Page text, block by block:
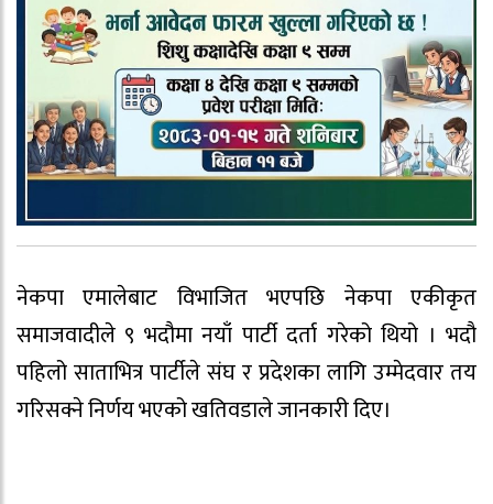
नेकपा एमालेबाट विभाजित भएपछि नेकपा एकीकृत
समाजवादीले ९ भदौमा नयाँ पार्टी दर्ता गरेको थियो । भदौ
पहिलो साताभित्र पार्टीले संघ र प्रदेशका लागि उम्मेदवार तय
गरिसक्ने निर्णय भएको खतिवडाले जानकारी दिए।